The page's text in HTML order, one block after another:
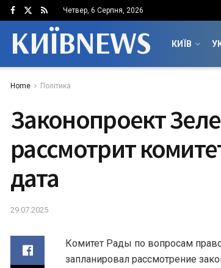
Четвер, 6 Серпня, 2026
КИЇВNEWS КИЇВ
Home Політика
Законопроект
рассмотрит
дата
29.07.2025
Комитет Рады по вопросам
запланировал рассмотрение